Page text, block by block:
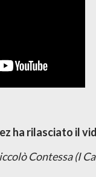
ha rilasciato il
Contessa (I